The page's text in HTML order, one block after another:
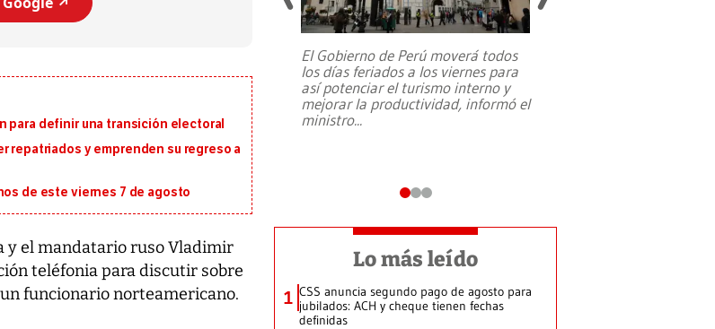
para definir una transición electoral
repatriados y emprenden su regreso a
de este viernes 7 de agosto
y el mandatario ruso Vladimir
teléfonia para discutir sobre
funcionario norteamericano.
Entre recuerdos y escuetas
da Silva, oficializó este domingo su
candidatura...
El Gobierno de Perú moverá todos
los días feriados a los viernes para
así potenciar el turismo interno y
mejorar la productividad, informó el
ministro...
Lo más leído
1 CSS anuncia segundo pago de agosto para
jubilados: ACH y cheque tienen fechas
definidas